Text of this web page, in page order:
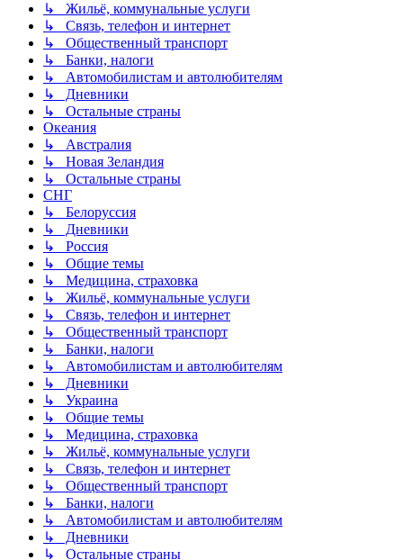
↳ Жильё, коммунальные услуги
↳ Связь, телефон и интернет
↳ Общественный транспорт
↳ Банки, налоги
↳ Автомобилистам и автолюбителям
↳ Дневники
↳ Остальные страны
Океания
↳ Австралия
↳ Новая Зеландия
↳ Остальные страны
СНГ
↳ Белоруссия
↳ Дневники
↳ Россия
↳ Общие темы
↳ Медицина, страховка
↳ Жильё, коммунальные услуги
↳ Связь, телефон и интернет
↳ Общественный транспорт
↳ Банки, налоги
↳ Автомобилистам и автолюбителям
↳ Дневники
↳ Украина
↳ Общие темы
↳ Медицина, страховка
↳ Жильё, коммунальные услуги
↳ Связь, телефон и интернет
↳ Общественный транспорт
↳ Банки, налоги
↳ Автомобилистам и автолюбителям
↳ Дневники
↳ Остальные страны